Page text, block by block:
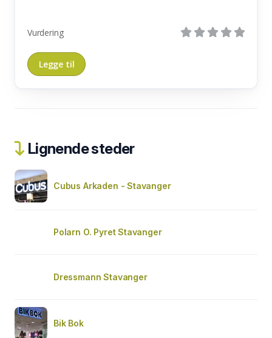
Vurdering
Lignende steder
Cubus Arkaden - Stavanger
Polarn O. Pyret Stavanger
Dressmann Stavanger
Bik Bok